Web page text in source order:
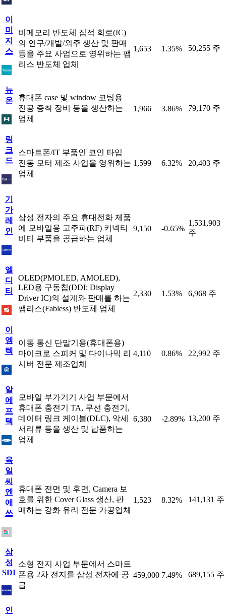
이
미
지
스
비메모리 반도체 집적 회로(IC)
의 연구/개발/외주 생산 및 판매
등을 주요 사업으로 영위하는 팹
리스 반도체 업체
1,653 1.35% 50,255 주
뉴
온
휴대폰 case 및 window 코팅용
진공 증착 장비 등을 생산하는
업체
1,966 3.86% 79,170 주
링
크
드
스마트폰/IT 부품인 코인 타입
진동 모터 제조 사업을 영위하는
업체
1,599 6.32% 20,403 주
기
가
레
인
삼성 전자의 주요 휴대전화 제품
에 모바일용 고주파(RF) 커넥티
비티 부품을 공급하는 업체
9,150 -0.65%
1,531,903
주
엘
디
티
OLED(PMOLED, AMOLED),
LED용 구동칩(DDI: Display
Driver IC)의 설계와 판매를 하는
팹리스(Fabless) 반도체 업체
2,330 1.53% 6,968 주
이
엠
텍
이동 통신 단말기용(휴대폰용)
마이크로 스피커 및 다이나믹 리
시버 전문 제조업체
4,110 0.86% 22,992 주
알
에
프
텍
모바일 부가기기 사업 부문에서
휴대폰 충전기 TA, 무선 충전기,
데이터 링크 케이블(DLC), 악세
서리류 등을 생산 및 납품하는
업체
6,380 -2.89% 13,200 주
육
일
씨
엔
에
쓰
휴대폰 전면 및 후면, Camera 보
호를 위한 Cover Glass 생산, 판
매하는 강화 유리 전문 가공업체
1,523 8.32% 141,131 주
삼
성
SDI
소형 전지 사업 부문에서 스마트
폰용 2차 전지를 삼성 전자에 공
급
459,000 7.49% 689,155 주
인